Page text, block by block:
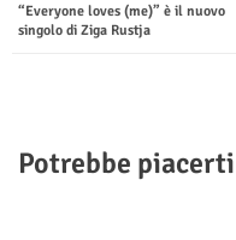
ter
“Everyone loves (me)” è il nuovo
singolo di Ziga Rustja
Potrebbe piacerti